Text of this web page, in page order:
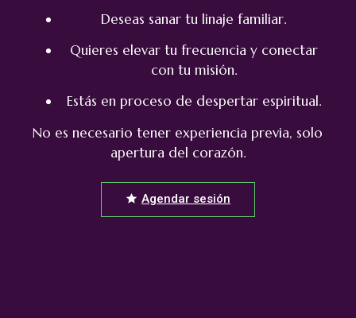
Deseas sanar tu linaje familiar.
Quieres elevar tu frecuencia y conectar
con tu misión.
Estás en proceso de despertar espiritual.
No es necesario tener experiencia previa, solo
apertura del corazón.
Agendar sesión